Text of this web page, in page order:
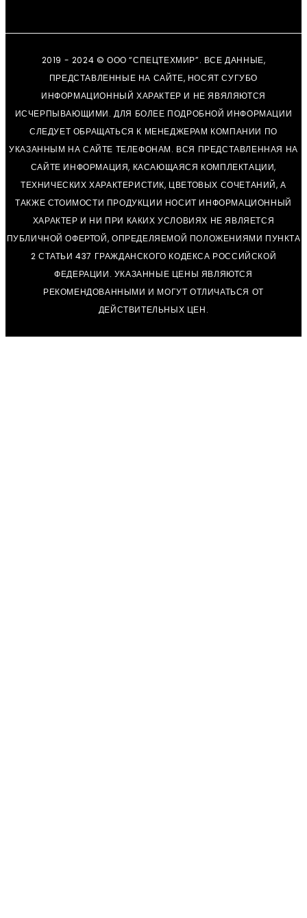
2019 - 2024 © ООО “СПЕЦТЕХМИР”. ВСЕ ДАННЫЕ,
ПРЕДСТАВЛЕННЫЕ НА САЙТЕ, НОСЯТ СУГУБО
ИНФОРМАЦИОННЫЙ ХАРАКТЕР И НЕ ЯВЯЛЯЮТСЯ
ИСЧЕРПЫВАЮЩИМИ. ДЛЯ БОЛЕЕ ПОДРОБНОЙ ИНФОРМАЦИИ
СЛЕДУЕТ ОБРАЩАТЬСЯ К МЕНЕДЖЕРАМ КОМПАНИИ ПО
УКАЗАННЫМ НА САЙТЕ ТЕЛЕФОНАМ. ВСЯ ПРЕДСТАВЛЕННАЯ НА
САЙТЕ ИНФОРМАЦИЯ, КАСАЮЩАЯСЯ КОМПЛЕКТАЦИИ,
ТЕХНИЧЕСКИХ ХАРАКТЕРИСТИК, ЦВЕТОВЫХ СОЧЕТАНИЙ, А
ТАКЖЕ СТОИМОСТИ ПРОДУКЦИИ НОСИТ ИНФОРМАЦИОННЫЙ
ХАРАКТЕР И НИ ПРИ КАКИХ УСЛОВИЯХ НЕ ЯВЛЯЕТСЯ
ПУБЛИЧНОЙ ОФЕРТОЙ, ОПРЕДЕЛЯЕМОЙ ПОЛОЖЕНИЯМИ ПУНКТА
2 СТАТЬИ 437 ГРАЖДАНСКОГО КОДЕКСА РОССИЙСКОЙ
ФЕДЕРАЦИИ. УКАЗАННЫЕ ЦЕНЫ ЯВЛЯЮТСЯ
РЕКОМЕНДОВАННЫМИ И МОГУТ ОТЛИЧАТЬСЯ ОТ
ДЕЙСТВИТЕЛЬНЫХ ЦЕН.